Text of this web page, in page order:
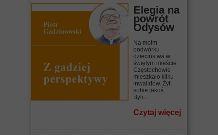
Elegia na
powrót
Odysów
Na moim
podwórku
dzieciństwa w
świętym mieście
Częstochowie
mieszkało kilku
inwalidów. Żyli
sobie jakoś.
Byli...
Czytaj więcej